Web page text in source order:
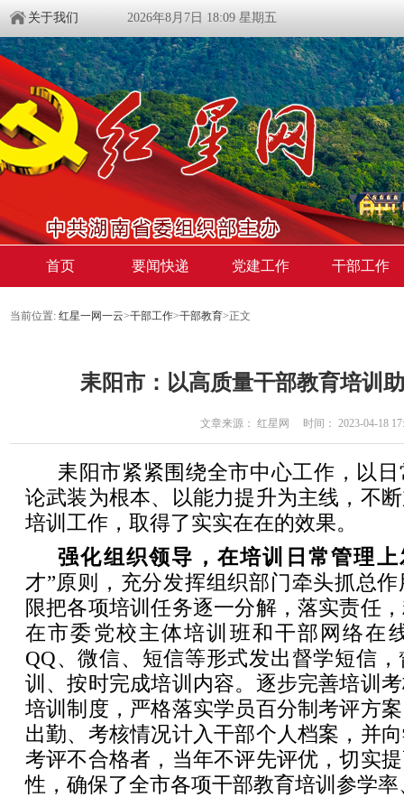
关于我们 2026年8月7日 18:09 星期五
首页 要闻快递 党建工作 干部工作
当前位置: 红星一网一云>干部工作>干部教育>正文
耒阳市：以高质量干部教育培训
文章来源： 红星网 时间： 2023-04-18
耒阳市紧紧围绕全市中心工作，以
论武装为根本、以能力提升为主线，不
培训工作，取得了实实在在的效果。
强化组织领导，在培训日常管理
才”原则，充分发挥组织部门牵头抓总
限把各项培训任务逐一分解，落实责任
在市委党校主体培训班和干部网络在
QQ、微信、短信等形式发出督学短信
训、按时完成培训内容。逐步完善培训
培训制度，严格落实学员百分制考评方
出勤、考核情况计入干部个人档案，并
考评不合格者，当年不评先评优，切实
性，确保了全市各项干部教育培训参学